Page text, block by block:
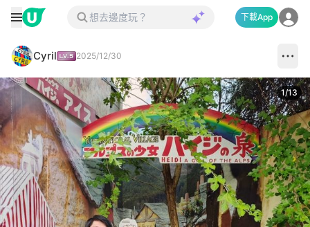
下載App
Cyril 2025/12/30
1/13